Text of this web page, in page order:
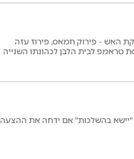
האש - פירוק חמאס, פירוז עזה
טראמפ לבית הלבן לכהונתו השנייה
"יישא בהשלכות" אם ידחה את ההצעה